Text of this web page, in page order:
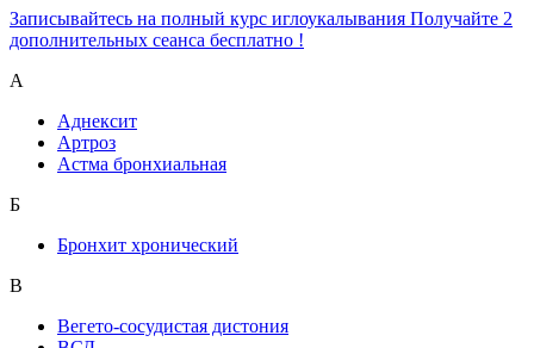
Записывайтесь на полный курс иглоукалывания Получайте 2
дополнительных сеанса бесплатно !
А
Аднексит
Артроз
Астма бронхиальная
Б
Бронхит хронический
В
Вегето-сосудистая дистония